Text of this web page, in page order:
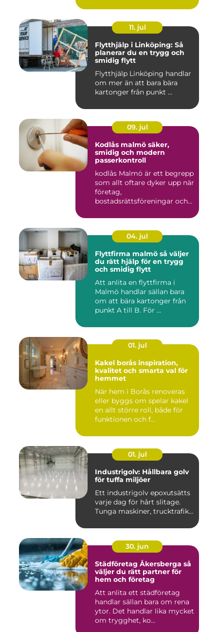
11. jul
Flytthjälp i Linköping: Så
planerar du en trygg och
smidig flytt
Flytthjälp Linköping handlar
om mer än att bara bära
kartonger från punkt ...
09. jul
Kodlås malmö säker,
smidig och modern
passerkontroll
kodlås Malmö är ett begrepp
som allt oftare dyker upp när
företag,
bostadsrättsföreningar och
04. jul
Flyttfirma malmö så väljer
du rätt hjälp för en trygg
och smidig flytt
Att anlita en flyttfirma i
Malmö handlar sällan bara
om att bära kartonger från
punkt A till B. För ...
01. jul
Kakel borås inspiration,
kvalitet och smarta val för
hemmet
När hem i Borås renoveras
eller byggs om spelar kakel
en allt större roll, både för
funktionen och f...
01. jul
Industrigolv: Hållbara golv
för tuffa miljöer
Ett industrigolv epoxutsätts
varje dag för hårt slitage.
Tunga maskiner, trucktrafik...
30. jun
Städföretag Åkersberga så
väljer du rätt partner för
hem och företag
Att anlita ett städföretag
handlar sällan bara om rena
ytor. Det handlar lika mycket
om trygghet, ko...